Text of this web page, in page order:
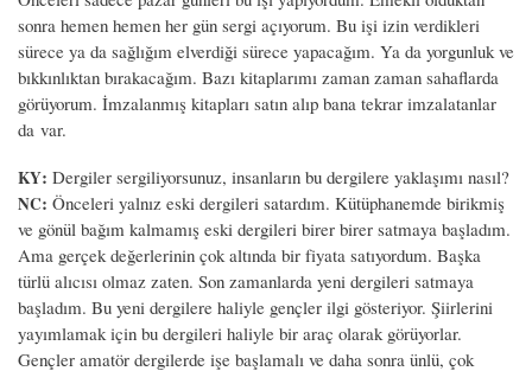
sonra hemen hemen her gün sergi açıyorum. Bu işi izin verdikleri
sürece ya da sağlığım elverdiği sürece yapacağım. Ya da yorgunluk ve
bıkkınlıktan bırakacağım. Bazı kitaplarımı zaman zaman sahaflarda
görüyorum. İmzalanmış kitapları satın alıp bana tekrar imzalatanlar
da var.
KY: Dergiler sergiliyorsunuz, insanların bu dergilere yaklaşımı nasıl?
NC: Önceleri yalnız eski dergileri satardım. Kütüphanemde birikmiş
ve gönül bağım kalmamış eski dergileri birer birer satmaya başladım.
Ama gerçek değerlerinin çok altında bir fiyata satıyordum. Başka
türlü alıcısı olmaz zaten. Son zamanlarda yeni dergileri satmaya
başladım. Bu yeni dergilere haliyle gençler ilgi gösteriyor. Şiirlerini
yayımlamak için bu dergileri haliyle bir araç olarak görüyorlar.
Gençler amatör dergilerde işe başlamalı ve daha sonra ünlü, çok